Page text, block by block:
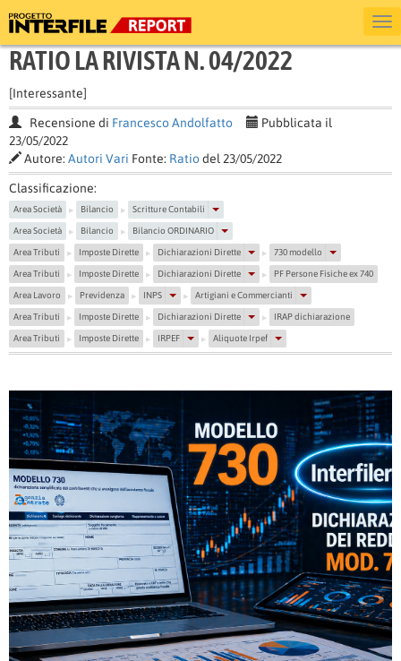
RATIO LA RIVISTA N. 04/2022
[Interessante]
Recensione di Francesco Andolfatto
Pubblicata il
23/05/2022
Autore: Autori Vari Fonte: Ratiodel 23/05/2022
Classificazione:
Area Società ▶ Bilancio ▶ Scritture Contabili
Area Società ▶ Bilancio ▶ Bilancio ORDINARIO
Area Tributi ▶ Imposte Dirette ▶ Dichiarazioni Dirette ▶ 730 modello
Area Tributi ▶ Imposte Dirette ▶ Dichiarazioni Dirette ▶ PF Persone Fisiche ex 740
Area Lavoro ▶ Previdenza ▶ INPS ▶ Artigiani e Commercianti
Area Tributi ▶ Imposte Dirette ▶ Dichiarazioni Dirette ▶ IRAP dichiarazione
Area Tributi ▶ Imposte Dirette ▶ IRPEF ▶ Aliquote Irpef